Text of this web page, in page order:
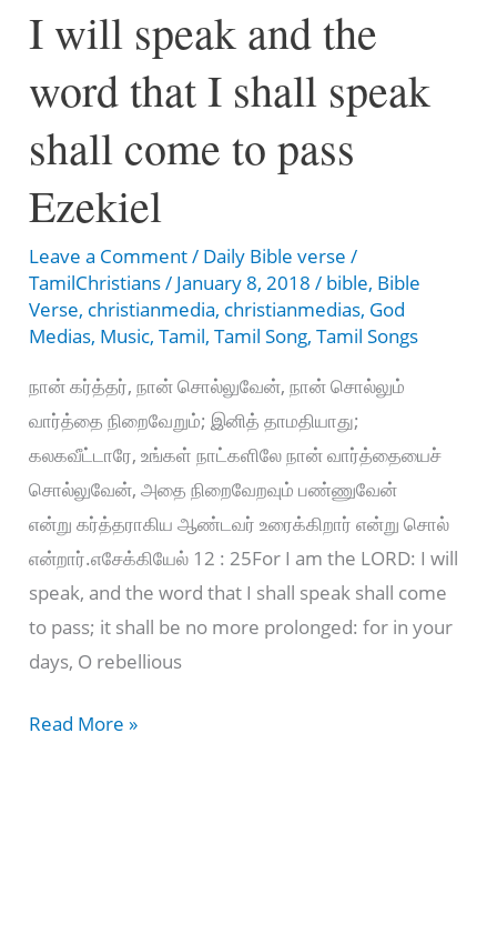
Lord,
be
gracious
us;
we
long
for
you
I will speak and the
word that I shall speak
shall come to pass
Ezekiel
Leave a Comment/ Daily Bible verse /
TamilChristians/ January 8, 2018/ bible, Bible
Verse, christianmedia, christianmedias, God
Medias, Music,Tamil,Tamil Song,Tamil Songs
நான் கர்த்தர், நான் சொல்லுவேன், நான் சொல்லும்
வார்த்தை நிறைவேறும்; இனித் தாமதியாது;
கலகவீட்டாரே, உங்கள் நாட்களிலே நான் வார்த்தையைச்
சொல்லுவேன், அதை நிறைவேறவும் பண்ணுவேன்
என்று கர்த்தராகிய ஆண்டவர் உரைக்கிறார் என்று சொல்
என்றார்.எசேக்கியேல் 12 : 25For I am the LORD: I will
speak, and the word that I shall speak shall come
to pass; it shall be no more prolonged: for in your
days, O rebellious
IRead More »